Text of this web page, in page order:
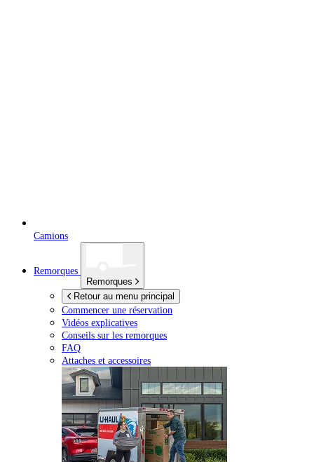
Camions
Remorques
Remorques
Retour au menu principal
Commencer une réservation
Vidéos explicatives
Conseils sur les remorques
FAQ
Attaches et accessoires